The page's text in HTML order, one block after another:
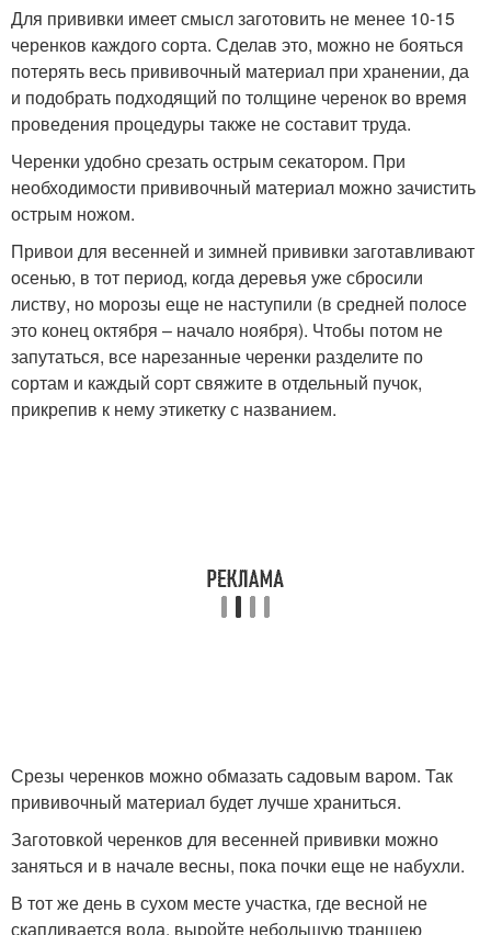
Для прививки имеет смысл заготовить не менее 10-15
черенков каждого сорта. Сделав это, можно не бояться
потерять весь прививочный материал при хранении, да
и подобрать подходящий по толщине черенок во время
проведения процедуры также не составит труда.
Черенки удобно срезать острым секатором. При
необходимости прививочный материал можно зачистить
острым ножом.
Привои для весенней и зимней прививки заготавливают
осенью, в тот период, когда деревья уже сбросили
листву, но морозы еще не наступили (в средней полосе
это конец октября – начало ноября). Чтобы потом не
запутаться, все нарезанные черенки разделите по
сортам и каждый сорт свяжите в отдельный пучок,
прикрепив к нему этикетку с названием.
Срезы черенков можно обмазать садовым варом. Так
прививочный материал будет лучше храниться.
Заготовкой черенков для весенней прививки можно
заняться и в начале весны, пока почки еще не набухли.
В тот же день в сухом месте участка, где весной не
скапливается вода, выройте небольшую траншею